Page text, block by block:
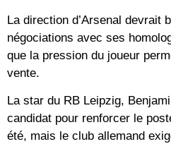
La direction d’Arsenal devrait
négociations avec ses
que la pression du joueur
vente.
La star du RB Leipzig,
candidat pour renforcer le
été, mais le club allemand